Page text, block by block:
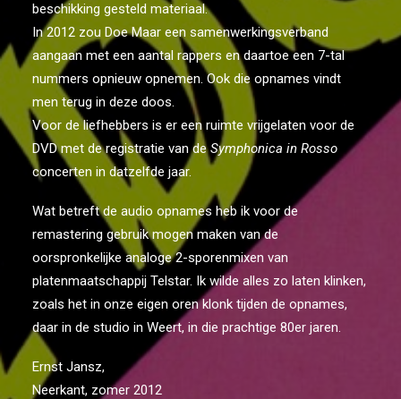
beschikking gesteld materiaal.
In 2012 zou Doe Maar een samenwerkingsverband
aangaan met een aantal rappers en daartoe een 7-tal
nummers opnieuw opnemen. Ook die opnames vindt
men terug in deze doos.
Voor de liefhebbers is er een ruimte vrijgelaten voor de
DVD met de registratie van deSymphonica in Rosso
concerten in datzelfde jaar.
Wat betreft de audio opnames heb ik voor de
remastering gebruik mogen maken van de
oorspronkelijke analoge 2-sporenmixen van
platenmaatschappij Telstar. Ik wilde alles zo laten klinken,
zoals het in onze eigen oren klonk tijden de opnames,
daar in de studio in Weert, in die prachtige 80er jaren.
Ernst Jansz,
Neerkant, zomer 2012